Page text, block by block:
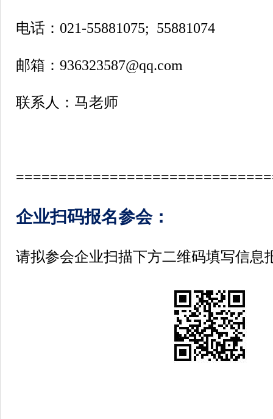
电话：021-55881075; 55881074
邮箱：936323587@qq.com
联系人：马老师
企业扫码报名参会：
请拟参会企业扫描下方二维码填写信息